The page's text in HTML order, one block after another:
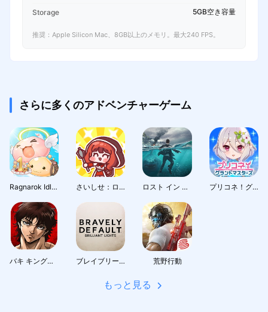
Storage 5GB空き容量
推奨：Apple Silicon Mac、8GB以上のメモリ。最大240 FPS。
さらに多くのアドベンチャーゲーム
Ragnarok Idle Adventure Plus さいしせ：ローグライクRPG ロスト イン オーシャン プリコネ！グランドマスターズ
バキ キングオブソウルズ ブレイブリーデフォルト ブリリアントライツ 荒野行動
もっと見る